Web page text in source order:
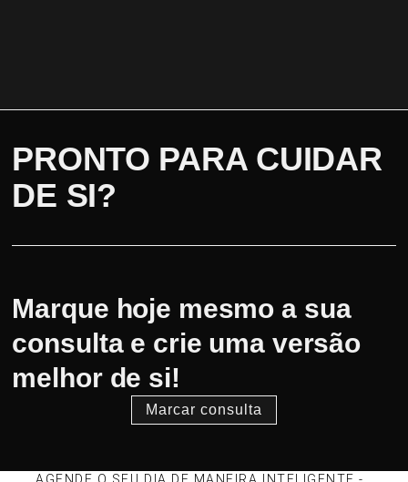
PRONTO PARA CUIDAR
DE SI?
Marque hoje mesmo a sua
consulta e crie uma versão
melhor de si!
Marcar consulta